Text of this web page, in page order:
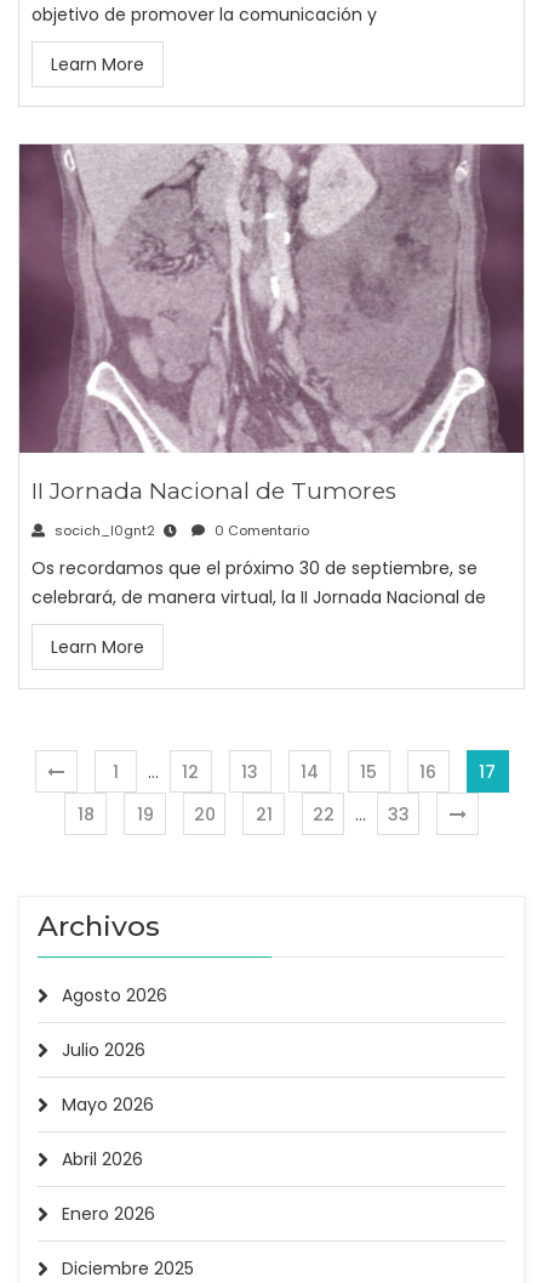
objetivo de promover la comunicación y
Learn More
II Jornada Nacional de Tumores
socich_l0gnt2 0 Comentario
Os recordamos que el próximo 30 de septiembre, se
celebrará, de manera virtual, la II Jornada Nacional de
Learn More
1 … 12 13 14 15 16
17
18
19 20 21 22 … 33
Archivos
Agosto 2026
Julio 2026
Mayo 2026
Abril 2026
Enero 2026
Diciembre 2025